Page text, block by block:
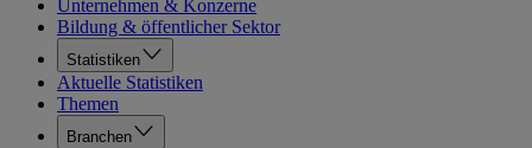
Unternehmen & Konzerne
Bildung & öffentlicher Sektor
Statistiken
Aktuelle Statistiken
Themen
Branchen